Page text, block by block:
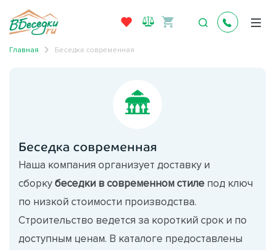
Главная Беседка современная
Беседка современная
Наша компания организует доставку и
сборку беседки в современном стиле под ключ
по низкой стоимости производства.
Строительство ведется за короткий срок и по
доступным ценам. В каталоге предоставлены